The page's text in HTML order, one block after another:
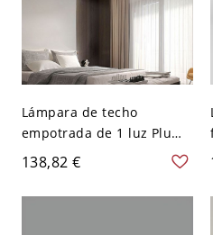
Lámpara de techo
empotrada de 1 luz Plume
con pantalla de
polimetilmetacrilato
(PMMA) en estilo
138,82 €